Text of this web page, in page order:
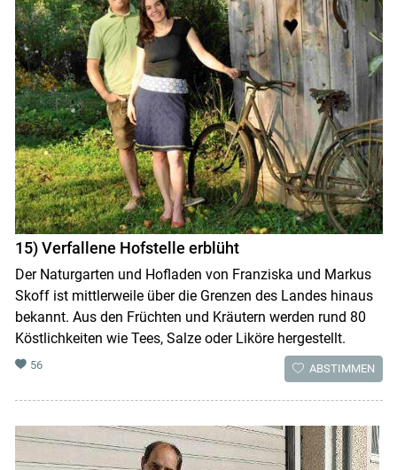
15) Verfallene Hofstelle erblüht
Der Naturgarten und Hofladen von Franziska und Markus
Skoff ist mittlerweile über die Grenzen des Landes hinaus
bekannt. Aus den Früchten und Kräutern werden rund 80
Köstlichkeiten wie Tees, Salze oder Liköre hergestellt.
56 ABSTIMMEN